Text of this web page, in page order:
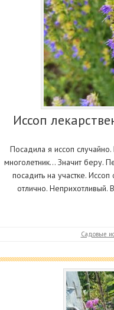
Иссоп
Посадила я иссоп
многолетник… Значит беру.
посадить на участке.
отлично.
Садовые